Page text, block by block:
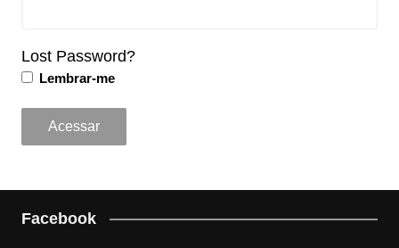
Lost Password?
Lembrar-me
Facebook